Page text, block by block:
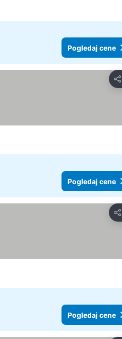
Pogledaj cene
Deli
Pogledaj cene
Deli
Pogledaj cene